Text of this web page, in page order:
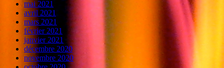
mai 2021
avril 2021
mars 2021
février 2021
janvier 2021
décembre 2020
novembre 2020